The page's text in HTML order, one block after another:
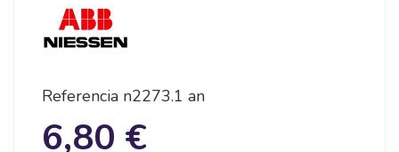
Referencia n2273.1 an
6,80 €